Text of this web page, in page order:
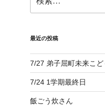
索:
最近の投稿
7/27 弟子屈町未来こど
7/24 1学期最終日
飯ごう炊さん